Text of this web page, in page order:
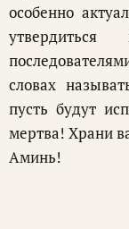
особенно
словах
пусть будут
мертва! Храни
Аминь!